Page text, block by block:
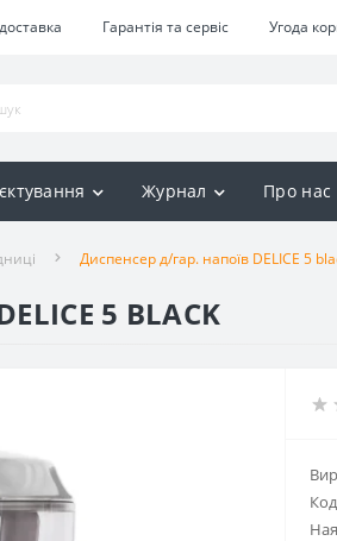
Гарантія та сервіс Угода
Журнал Про нас
Диспенсер д/гар. напоїв DELICE 5
5 BLACK